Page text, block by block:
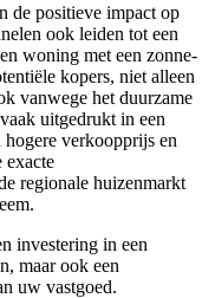
de positieve impact op
ook leiden tot een
woning met een zonne-
kopers, niet alleen
vanwege het duurzame
uitgedrukt in een
verkoopprijs en
exacte
regionale huizenmarkt
investering in een
maar ook een
uw vastgoed.